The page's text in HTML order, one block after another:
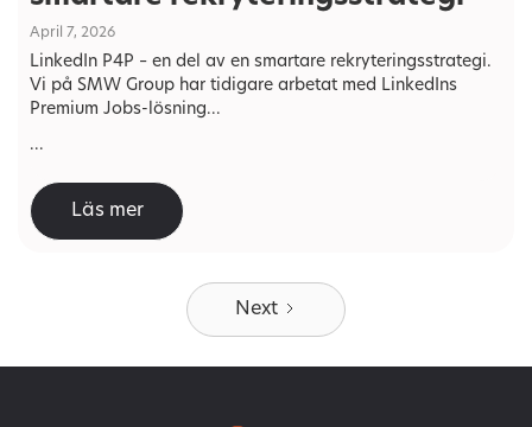
April 7, 2026
LinkedIn P4P – en del av en smartare rekryteringsstrategi.
Vi på SMW Group har tidigare arbetat med LinkedIns
Premium Jobs-lösning...
...
Läs mer
Next